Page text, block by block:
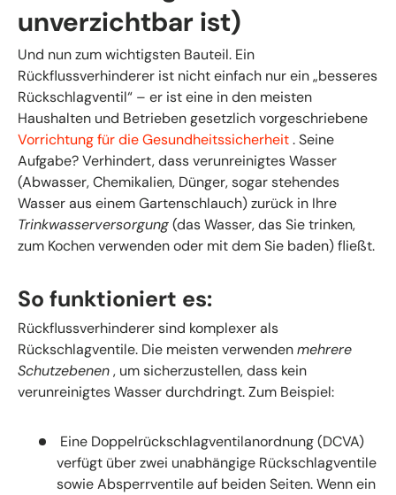
unverzichtbar ist)
Und nun zum wichtigsten Bauteil. Ein
Rückflussverhinderer ist nicht einfach nur ein „besseres
Rückschlagventil“ – er ist eine in den meisten
Haushalten und Betrieben gesetzlich vorgeschriebene
Vorrichtung für die Gesundheitssicherheit. Seine
Aufgabe? Verhindert, dass verunreinigtes Wasser
(Abwasser, Chemikalien, Dünger, sogar stehendes
Wasser aus einem Gartenschlauch) zurück in Ihre
Trinkwasserversorgung(das Wasser, das Sie trinken,
zum Kochen verwenden oder mit dem Sie baden) fließt.
So funktioniert es:
Rückflussverhinderer sind komplexer als
Rückschlagventile. Die meisten verwendenmehrere
Schutzebenen, um sicherzustellen, dass kein
verunreinigtes Wasser durchdringt. Zum Beispiel:
Eine Doppelrückschlagventilanordnung (DCVA)
verfügt über zwei unabhängige Rückschlagventile
sowie Absperrventile auf beiden Seiten. Wenn ein